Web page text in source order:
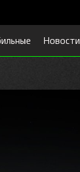
Новости